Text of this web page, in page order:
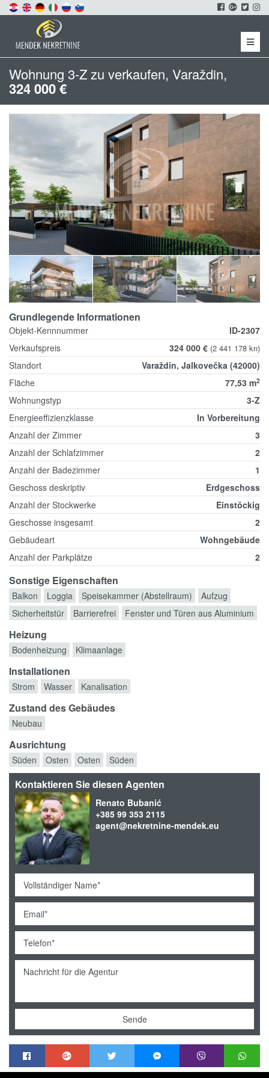
Menu
Wohnung 3-Z zu verkaufen, Varaždin,
324 000 €
Grundlegende Informationen
Objekt-Kennnummer
ID-2307
Verkaufspreis
324 000 € (2 441 178 kn)
Standort
Varaždin, Jalkovečka (42000)
Fläche
77,53 m2
Wohnungstyp
3-Z
Energieeffizienzklasse
In Vorbereitung
Anzahl der Zimmer
3
Anzahl der Schlafzimmer
2
Anzahl der Badezimmer
1
Geschoss deskriptiv
Erdgeschoss
Anzahl der Stockwerke
Einstöckig
Geschosse insgesamt
2
Gebäudeart
Wohngebäude
Anzahl der Parkplätze
2
Sonstige Eigenschaften
Balkon Loggia Speisekammer (Abstellraum)
Aufzug
Sicherheitstür
Barrierefrei Fenster und Türen aus Aluminium
Heizung
Bodenheizung Klimaanlage
Installationen
Strom Wasser Kanalisation
Zustand des Gebäudes
Neubau
Ausrichtung
Süden Osten Osten Süden
Kontaktieren Sie diesen Agenten
Renato Bubanić
+385 99 353 2115
agent@nekretnine-mendek.eu
Sende